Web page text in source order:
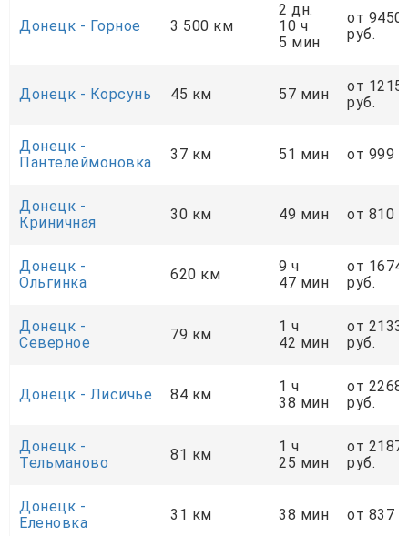
Донецк - Горное 3 500 км
2 дн.
10 ч
5 мин
от
руб.
Донецк - Корсунь 45 км 57 мин
от 1215
руб.
Донецк -
Пантелеймоновка
37 км 51 мин от 999
Донецк -
Криничная
30 км 49 мин от 810
Донецк -
Ольгинка
620 км
9 ч
47 мин
от
руб.
Донецк -
Cеверное
79 км
1 ч
42 мин
от 2133
руб.
Донецк - Лисичье 84 км
1 ч
38 мин
от 2268
руб.
Донецк -
Тельманово
81 км
1 ч
25 мин
от 2187
руб.
Донецк -
Еленовка
31 км 38 мин от 837